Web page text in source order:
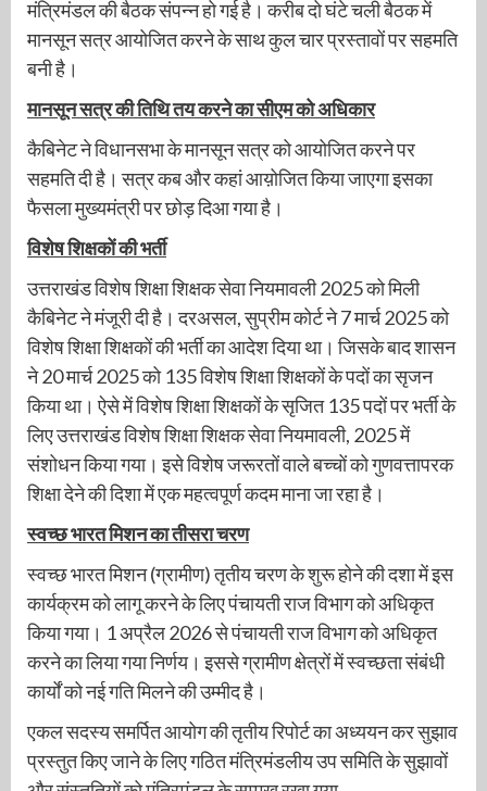
मंत्रिमंडल की बैठक संपन्न हो गई है। करीब दो घंटे चली बैठक में
मानसून सत्र आयोजित करने के साथ कुल चार प्रस्तावों पर सहमति
बनी है।
मानसून सत्र की तिथि तय करने का सीएम को अधिकार
कैबिनेट ने विधानसभा के मानसून सत्र को आयोजित करने पर
सहमति दी है। सत्र कब और कहां आय़ोजित किया जाएगा इसका
फैसला मुख्यमंत्री पर छोड़ दिआ गया है।
विशेष शिक्षकों की भर्ती
उत्तराखंड विशेष शिक्षा शिक्षक सेवा नियमावली 2025 को मिली
कैबिनेट ने मंजूरी दी है। दरअसल, सुप्रीम कोर्ट ने 7 मार्च 2025 को
विशेष शिक्षा शिक्षकों की भर्ती का आदेश दिया था। जिसके बाद शासन
ने 20 मार्च 2025 को 135 विशेष शिक्षा शिक्षकों के पदों का सृजन
किया था। ऐसे में विशेष शिक्षा शिक्षकों के सृजित 135 पदों पर भर्ती के
लिए उत्तराखंड विशेष शिक्षा शिक्षक सेवा नियमावली, 2025 में
संशोधन किया गया। इसे विशेष जरूरतों वाले बच्चों को गुणवत्तापरक
शिक्षा देने की दिशा में एक महत्वपूर्ण कदम माना जा रहा है।
स्वच्छ भारत मिशन का तीसरा चरण
स्वच्छ भारत मिशन (ग्रामीण) तृतीय चरण के शुरू होने की दशा में इस
कार्यक्रम को लागू करने के लिए पंचायती राज विभाग को अधिकृत
किया गया। 1 अप्रैल 2026 से पंचायती राज विभाग को अधिकृत
करने का लिया गया निर्णय। इससे ग्रामीण क्षेत्रों में स्वच्छता संबंधी
कार्यों को नई गति मिलने की उम्मीद है।
एकल सदस्य समर्पित आयोग की तृतीय रिपोर्ट का अध्ययन कर सुझाव
प्रस्तुत किए जाने के लिए गठित मंत्रिमंडलीय उप समिति के सुझावों